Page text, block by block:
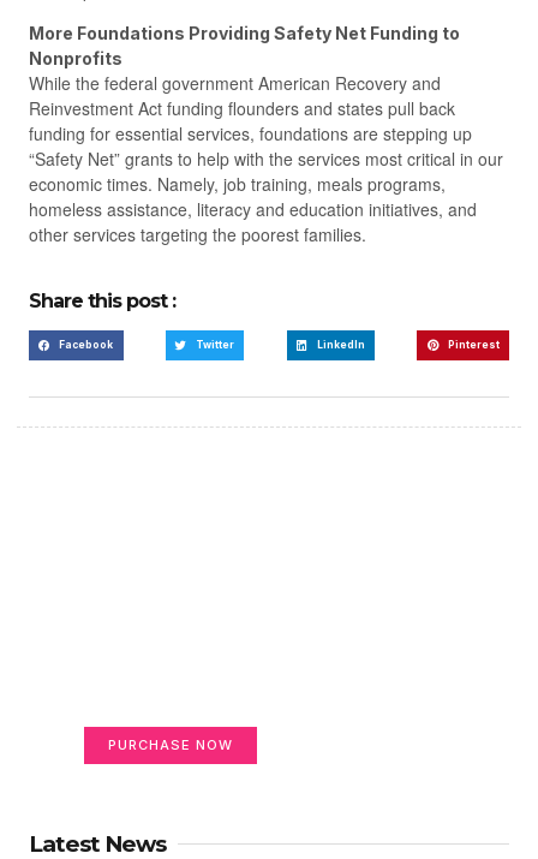
More Foundations Providing Safety Net Funding to
Nonprofits
While the federal government American Recovery and
Reinvestment Act funding flounders and states pull back
funding for essential services, foundations are stepping up
“Safety Net” grants to help with the services most critical in our
economic times. Namely, job training, meals programs,
homeless assistance, literacy and education initiatives, and
other services targeting the poorest families.
Share this post :
Facebook Twitter LinkedIn Pinterest
PURCHASE NOW
Latest News